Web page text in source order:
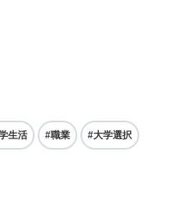
生活 #職業 #大学選択